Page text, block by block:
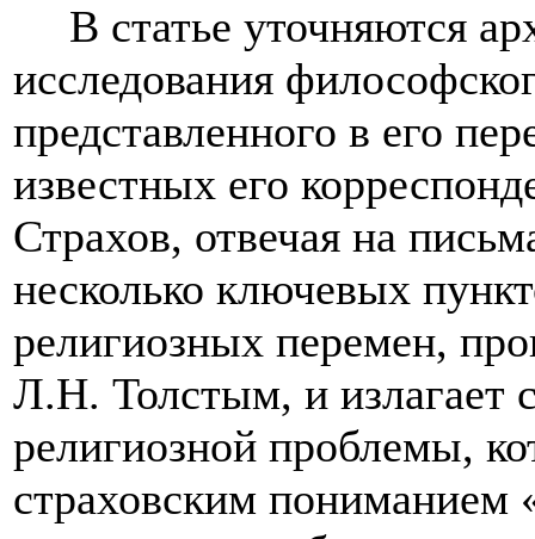
В статье уточняются
исследования
представленного в его
известных его
Страхов, отвечая на
несколько ключевых
религиозных перемен,
Л.Н. Толстым, и излагает
религиозной проблемы,
страховским пониманием